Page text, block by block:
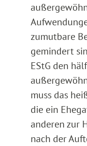
zumutbare
gemindert
EStG den
muss das
die ein
anderen zur
nach der